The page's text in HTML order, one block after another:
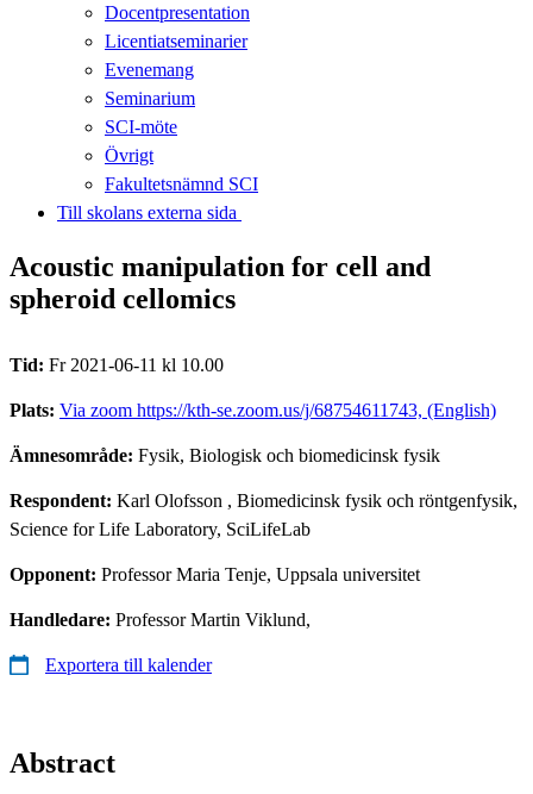
Docentpresentation
Licentiatseminarier
Evenemang
Seminarium
SCI-möte
Övrigt
Fakultetsnämnd SCI
Till skolans externa sida​​​​​​​
Acoustic manipulation for cell and
spheroid cellomics
Tid: Fr 2021-06-11 kl 10.00
Plats: Via zoom https://kth-se.zoom.us/j/68754611743, (English)
Ämnesområde: Fysik, Biologisk och biomedicinsk fysik
Respondent: Karl Olofsson , Biomedicinsk fysik och röntgenfysik,
Science for Life Laboratory, SciLifeLab
Opponent: Professor Maria Tenje, Uppsala universitet
Handledare: Professor Martin Viklund,
Exportera till kalender
Abstract